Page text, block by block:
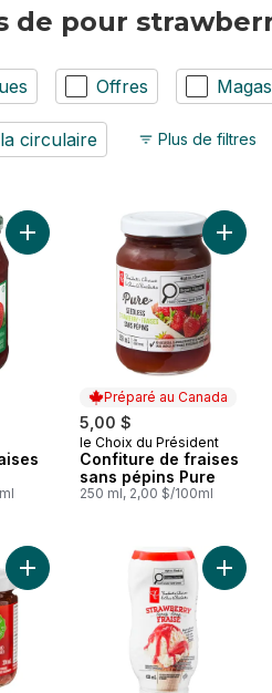
de pour
Offres
circulaire Plus de filtres
Ajouter tartinade de fraises sans
Préparé au Canada
5,00 $
Préparé au Canada
le Choix du Président
Confiture de fraises
sans pépins Pure
250 ml, 2,00 $/100ml
Ajouter Tartinade de fraises chia